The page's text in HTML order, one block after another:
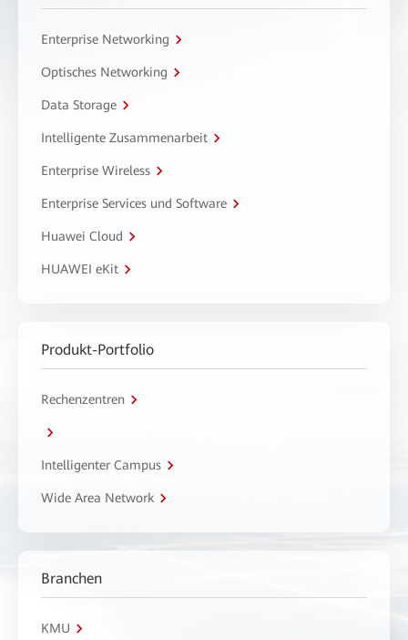
Enterprise Networking
Optisches Networking
Data Storage
Intelligente Zusammenarbeit
Enterprise Wireless
Enterprise Services und Software
Huawei Cloud
HUAWEI eKit
Produkt-Portfolio
Rechenzentren
Intelligenter Campus
Wide Area Network
Branchen
KMU